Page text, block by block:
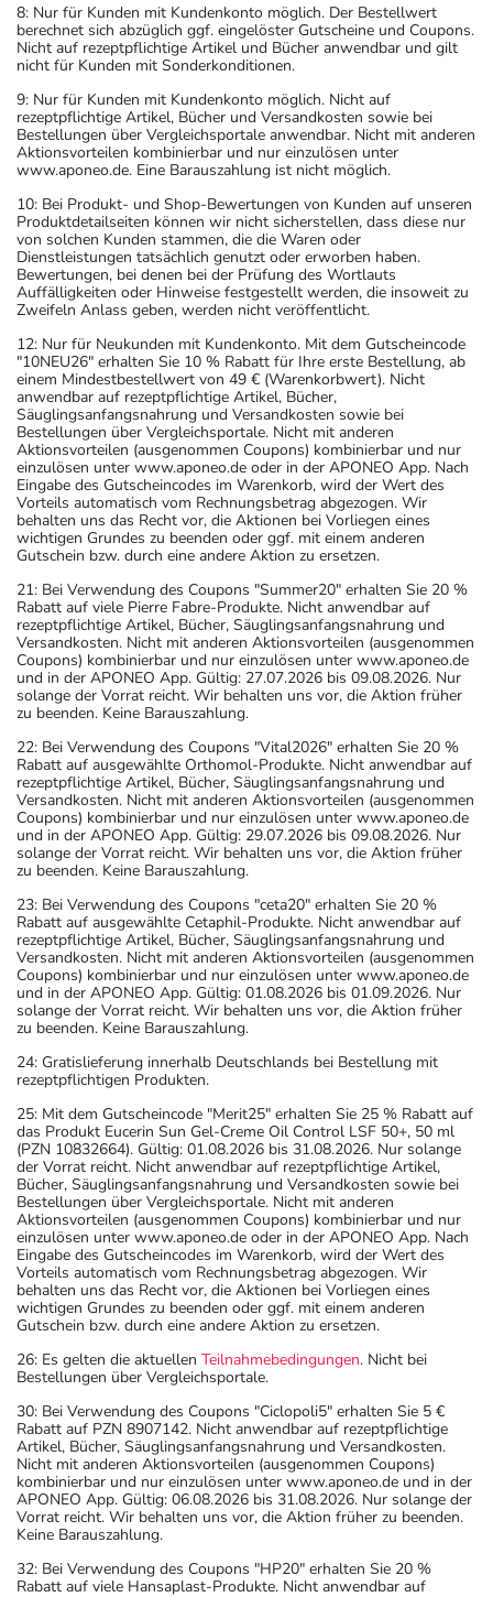
8: Nur für Kunden mit Kundenkonto möglich. Der Bestellwert
berechnet sich abzüglich ggf. eingelöster Gutscheine und Coupons.
Nicht auf rezeptpflichtige Artikel und Bücher anwendbar und gilt
nicht für Kunden mit Sonderkonditionen.
9: Nur für Kunden mit Kundenkonto möglich. Nicht auf
rezeptpflichtige Artikel, Bücher und Versandkosten sowie bei
Bestellungen über Vergleichsportale anwendbar. Nicht mit anderen
Aktionsvorteilen kombinierbar und nur einzulösen unter
www.aponeo.de. Eine Barauszahlung ist nicht möglich.
10: Bei Produkt- und Shop-Bewertungen von Kunden auf unseren
Produktdetailseiten können wir nicht sicherstellen, dass diese nur
von solchen Kunden stammen, die die Waren oder
Dienstleistungen tatsächlich genutzt oder erworben haben.
Bewertungen, bei denen bei der Prüfung des Wortlauts
Auffälligkeiten oder Hinweise festgestellt werden, die insoweit zu
Zweifeln Anlass geben, werden nicht veröffentlicht.
12: Nur für Neukunden mit Kundenkonto. Mit dem Gutscheincode
"10NEU26" erhalten Sie 10 % Rabatt für Ihre erste Bestellung, ab
einem Mindestbestellwert von 49 € (Warenkorbwert). Nicht
anwendbar auf rezeptpflichtige Artikel, Bücher,
Säuglingsanfangsnahrung und Versandkosten sowie bei
Bestellungen über Vergleichsportale. Nicht mit anderen
Aktionsvorteilen (ausgenommen Coupons) kombinierbar und nur
einzulösen unter www.aponeo.de oder in der APONEO App. Nach
Eingabe des Gutscheincodes im Warenkorb, wird der Wert des
Vorteils automatisch vom Rechnungsbetrag abgezogen. Wir
behalten uns das Recht vor, die Aktionen bei Vorliegen eines
wichtigen Grundes zu beenden oder ggf. mit einem anderen
Gutschein bzw. durch eine andere Aktion zu ersetzen.
21: Bei Verwendung des Coupons "Summer20" erhalten Sie 20 %
Rabatt auf viele Pierre Fabre-Produkte. Nicht anwendbar auf
rezeptpflichtige Artikel, Bücher, Säuglingsanfangsnahrung und
Versandkosten. Nicht mit anderen Aktionsvorteilen (ausgenommen
Coupons) kombinierbar und nur einzulösen unter www.aponeo.de
und in der APONEO App. Gültig: 27.07.2026 bis 09.08.2026. Nur
solange der Vorrat reicht. Wir behalten uns vor, die Aktion früher
zu beenden. Keine Barauszahlung.
22: Bei Verwendung des Coupons "Vital2026" erhalten Sie 20 %
Rabatt auf ausgewählte Orthomol-Produkte. Nicht anwendbar auf
rezeptpflichtige Artikel, Bücher, Säuglingsanfangsnahrung und
Versandkosten. Nicht mit anderen Aktionsvorteilen (ausgenommen
Coupons) kombinierbar und nur einzulösen unter www.aponeo.de
und in der APONEO App. Gültig: 29.07.2026 bis 09.08.2026. Nur
solange der Vorrat reicht. Wir behalten uns vor, die Aktion früher
zu beenden. Keine Barauszahlung.
23: Bei Verwendung des Coupons "ceta20" erhalten Sie 20 %
Rabatt auf ausgewählte Cetaphil-Produkte. Nicht anwendbar auf
rezeptpflichtige Artikel, Bücher, Säuglingsanfangsnahrung und
Versandkosten. Nicht mit anderen Aktionsvorteilen (ausgenommen
Coupons) kombinierbar und nur einzulösen unter www.aponeo.de
und in der APONEO App. Gültig: 01.08.2026 bis 01.09.2026. Nur
solange der Vorrat reicht. Wir behalten uns vor, die Aktion früher
zu beenden. Keine Barauszahlung.
24: Gratislieferung innerhalb Deutschlands bei Bestellung mit
rezeptpflichtigen Produkten.
25: Mit dem Gutscheincode "Merit25" erhalten Sie 25 % Rabatt auf
das Produkt Eucerin Sun Gel-Creme Oil Control LSF 50+, 50 ml
(PZN 10832664). Gültig: 01.08.2026 bis 31.08.2026. Nur solange
der Vorrat reicht. Nicht anwendbar auf rezeptpflichtige Artikel,
Bücher, Säuglingsanfangsnahrung und Versandkosten sowie bei
Bestellungen über Vergleichsportale. Nicht mit anderen
Aktionsvorteilen (ausgenommen Coupons) kombinierbar und nur
einzulösen unter www.aponeo.de oder in der APONEO App. Nach
Eingabe des Gutscheincodes im Warenkorb, wird der Wert des
Vorteils automatisch vom Rechnungsbetrag abgezogen. Wir
behalten uns das Recht vor, die Aktionen bei Vorliegen eines
wichtigen Grundes zu beenden oder ggf. mit einem anderen
Gutschein bzw. durch eine andere Aktion zu ersetzen.
26: Es gelten die aktuellen Teilnahmebedingungen. Nicht bei
Bestellungen über Vergleichsportale.
30: Bei Verwendung des Coupons "Ciclopoli5" erhalten Sie 5 €
Rabatt auf PZN 8907142. Nicht anwendbar auf rezeptpflichtige
Artikel, Bücher, Säuglingsanfangsnahrung und Versandkosten.
Nicht mit anderen Aktionsvorteilen (ausgenommen Coupons)
kombinierbar und nur einzulösen unter www.aponeo.de und in der
APONEO App. Gültig: 06.08.2026 bis 31.08.2026. Nur solange der
Vorrat reicht. Wir behalten uns vor, die Aktion früher zu beenden.
Keine Barauszahlung.
32: Bei Verwendung des Coupons "HP20" erhalten Sie 20 %
Rabatt auf viele Hansaplast-Produkte. Nicht anwendbar auf